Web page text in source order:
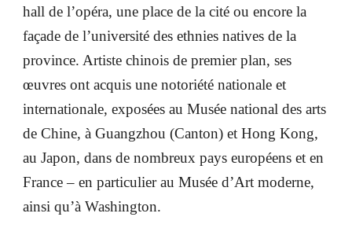
hall de l’opéra, une place de la cité ou encore la
façade de l’université des ethnies natives de la
province. Artiste chinois de premier plan, ses
œuvres ont acquis une notoriété nationale et
internationale, exposées au Musée national des arts
de Chine, à Guangzhou (Canton) et Hong Kong,
au Japon, dans de nombreux pays européens et en
France – en particulier au Musée d’Art moderne,
ainsi qu’à Washington.